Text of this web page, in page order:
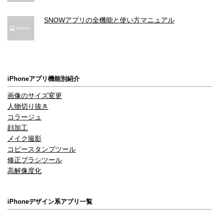
SNOWアプリの全機能と使い方マニュアル
iPhoneアプリ機能別紹介
画像のサイズ変更
人物切り抜き
コラージュ
顔加工
メイク撮影
コピースタンプツール
修正ブラシツール
高解像度化
iPhoneデザイン系アプリ一覧